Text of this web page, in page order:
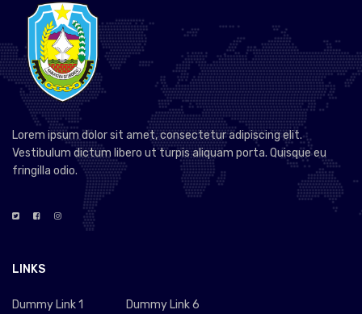
Lorem ipsum dolor sit amet, consectetur adipiscing elit.
Vestibulum dictum libero ut turpis aliquam porta. Quisque eu
fringilla odio.
LINKS
Dummy Link 1 Dummy Link 6